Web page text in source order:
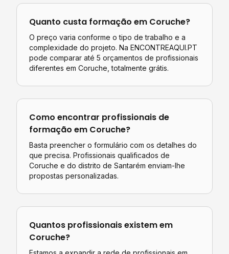
Quanto custa formação em Coruche?
O preço varia conforme o tipo de trabalho e a
complexidade do projeto. Na ENCONTREAQUI.PT
pode comparar até 5 orçamentos de profissionais
diferentes em Coruche , totalmente grátis.
Como encontrar profissionais de
formação em Coruche?
Basta preencher o formulário com os detalhes do
que precisa. Profissionais qualificados de
Coruche e do distrito de Santarém enviam-lhe
propostas personalizadas.
Quantos profissionais existem em
Coruche?